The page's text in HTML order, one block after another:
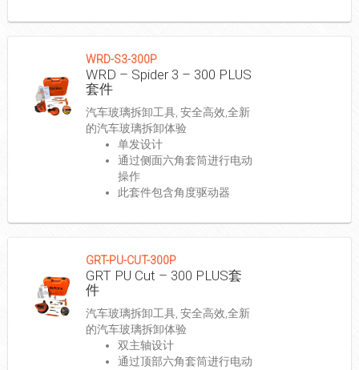
WRD-S3-300P
WRD – Spider 3 – 300 PLUS
套件
汽车玻璃拆卸工具, 安全高效,全新
的汽车玻璃拆卸体验
单发设计
通过侧面六角套筒进行电动
操作
此套件包含角度驱动器
GRT-PU-CUT-300P
GRT PU Cut – 300 PLUS套
件
汽车玻璃拆卸工具, 安全高效,全新
的汽车玻璃拆卸体验
双主轴设计
通过顶部六角套筒进行电动